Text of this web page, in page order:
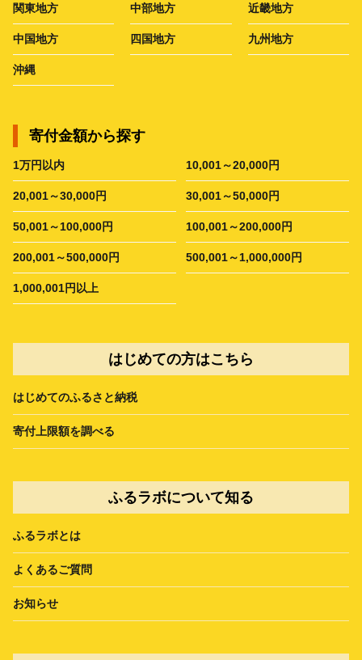
関東地方 中部地方 近畿地方
中国地方 四国地方 九州地方
沖縄
寄付金額から探す
1万円以内 10,001～20,000円
20,001～30,000円 30,001～50,000円
50,001～100,000円 100,001～200,000円
200,001～500,000円 500,001～1,000,000円
1,000,001円以上
はじめての方はこちら
はじめてのふるさと納税
寄付上限額を調べる
ふるラボについて知る
ふるラボとは
よくあるご質問
お知らせ